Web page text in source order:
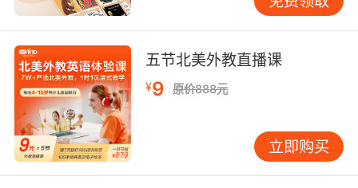
升至91%。这印证了多元融合教学策略的有效
性。未来可探索AI生成技术辅助创意启发，开发
跨学科写作项目，让语言学习真正成为思维拓展
的载体。家长与教育机构需持续协作，为孩子搭
建从规范书写到创意表达的成长阶梯。
五节北美外教直播课
¥9 原价888元
立即购买